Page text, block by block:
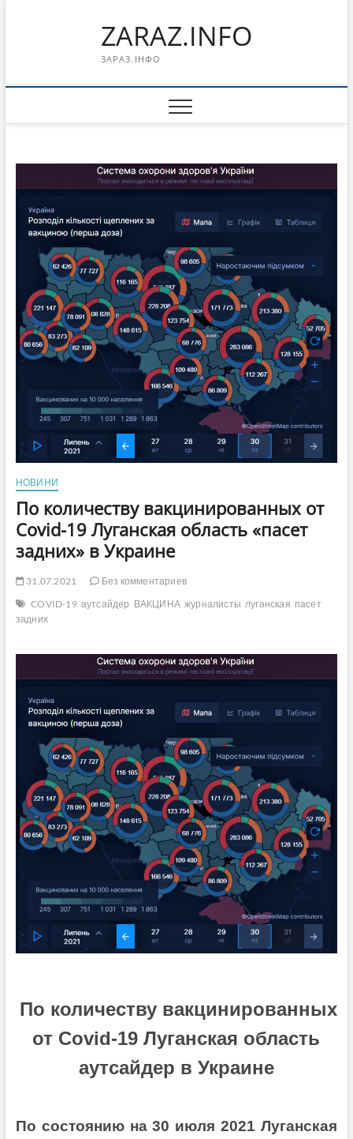
ZARAZ.INFO
ЗАРАЗ.ІНФО
НОВИНИ
По количеству вакцинированных от
Covid-19 Луганская область «пасет
задних» в Украине
31.07.2021
Без комментариев
COVID-19 аутсайдер ВАКЦИНА журналисты луганская пасет
задних
По количеству вакцинированных
от Covid-19 Луганская область
аутсайдер в Украине
По состоянию на 30 июля 2021 Луганская